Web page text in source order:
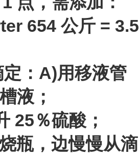
654 公斤 = 3.5
：A)用移液管
液；
25％硫酸；
瓶，边慢慢从滴